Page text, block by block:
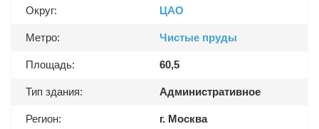
Округ: ЦАО
Метро: Чистые пруды
Площадь: 60,5
Тип здания: Административное
Регион: г. Москва